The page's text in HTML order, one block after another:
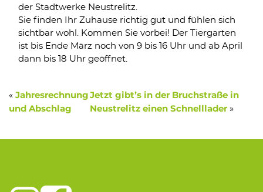
der Stadtwerke Neustrelitz.
Sie finden Ihr Zuhause richtig gut und fühlen sich
sichtbar wohl. Kommen Sie vorbei! Der Tiergarten
ist bis Ende März noch von 9 bis 16 Uhr und ab April
dann bis 18 Uhr geöffnet.
« Jahresrechnung
und Abschlag
Jetzt gibt’s in der Bruchstraße in
Neustrelitz einen Schnelllader»